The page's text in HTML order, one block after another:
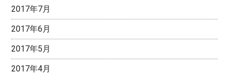
2017年7月
2017年6月
2017年5月
2017年4月